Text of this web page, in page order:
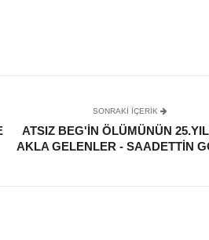
SONRAKI IÇERIK
ATSIZ BEG'IN ÖLÜMÜNÜN
AKLA GELENLER - SAADETTIN